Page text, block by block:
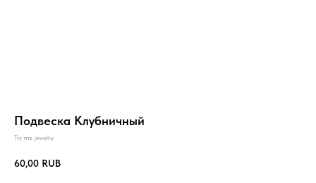
Подвеска Клубничный
Try me jewelry
60,00 RUB